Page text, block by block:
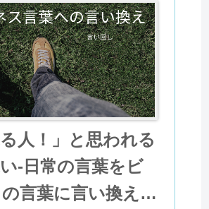
る人！」と思われる
-日常の言葉をビ
言葉に言い換え